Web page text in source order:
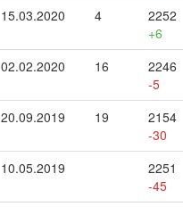
15.03.2020 4
2252
+6
02.02.2020 16
2246
-5
20.09.2019 19
2154
-30
10.05.2019
2251
-45